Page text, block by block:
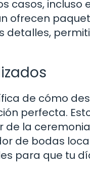
casos,
ofrecen
detalles,
de cómo
perfecta.
de la
de bodas
para que tu